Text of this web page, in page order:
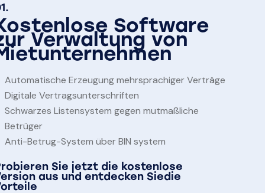
Software
Verwaltung von
Automatische Erzeugung mehrsprachiger Verträge
Digitale Vertragsunterschriften
Schwarzes Listensystem gegen mutmaßliche
Betrüger
Anti-Betrug-System über BIN system
Sie jetzt die kostenlose
aus und entdecken Siedie